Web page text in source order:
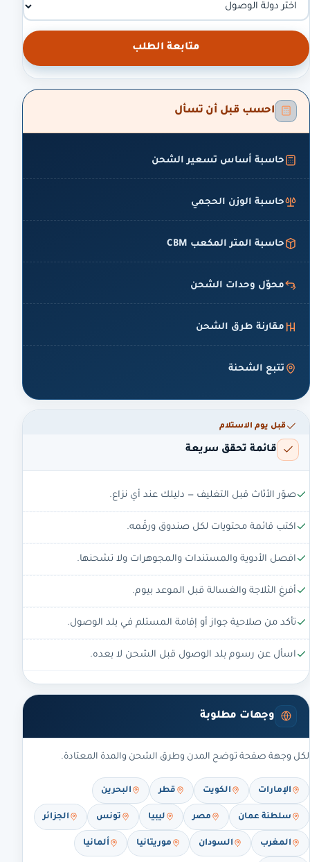
متابعة الطلب
احسب قبل أن تسأل
حاسبة أساس تسعير الشحن
حاسبة الوزن الحجمي
حاسبة المتر المكعب CBM
محوّل وحدات الشحن
مقارنة طرق الشحن
تتبع الشحنة
قبل يوم الاستلام
قائمة تحقق سريعة
صوّر الأثاث قبل التغليف — دليلك عند أي نزاع.
اكتب قائمة محتويات لكل صندوق ورقّمه.
افصل الأدوية والمستندات والمجوهرات ولا تشحنها.
أفرغ الثلاجة والغسالة قبل الموعد بيوم.
تأكد من صلاحية جواز أو إقامة المستلم في بلد الوصول.
اسأل عن رسوم بلد الوصول قبل الشحن لا بعده.
وجهات مطلوبة
لكل وجهة صفحة توضح المدن وطرق الشحن والمدة المعتادة.
الإمارات الكويت قطر البحرين
سلطنة عمان مصر ليبيا تونس الجزائر
المغرب السودان موريتانيا ألمانيا